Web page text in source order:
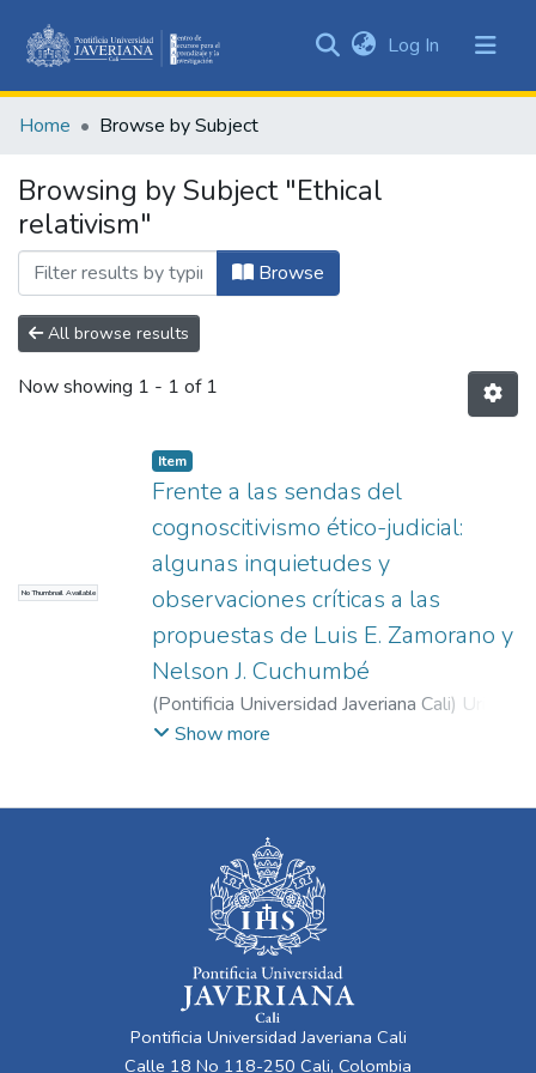
&
All of DSpace
Log In (current)
Home Browse by Subject
Browsing by Subject "Ethical
relativism"
Browse
All browse results
Now showing 1 - 1 of 1
No Thumbnail Available
Item
Frente a las sendas del
cognoscitivismo ético-judicial:
algunas inquietudes y
observaciones críticas a las
propuestas de Luis E. Zamorano y
Nelson J. Cuchumbé
(Pontificia Universidad Javeriana Cali) Uribe
Álvarez, Roberth
Show more
Pontificia Universidad Javeriana Cali
Calle 18 No 118-250 Cali, Colombia